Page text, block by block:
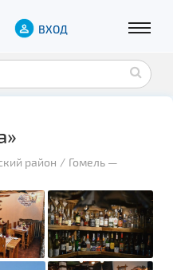
ВХОД
район Гомель —